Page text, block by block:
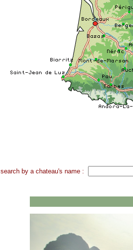
search by a chateau's name :